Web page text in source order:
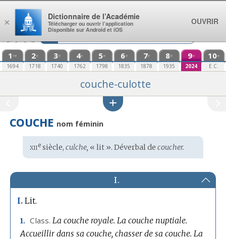
Aller au contenu
1 re
1694
2e
1718
3e
1740
4e
1762
5e
1798
6e
1835
7e
1878
8e
1935
9e
2024
10e
E.C.
couche-culotte
COUCHE nom féminin
Étymologie
:
xiiesiècle, culche, « lit ». Déverbal de coucher.
I.
I. Lit.
1. Class. La couche royale. La couche nuptiale.
Accueillir dans sa couche, chasser de sa couche. La
×
Dictionnaire de l’Académie
Télécharger ou ouvrir l’application
Disponible sur Android et iOS
OUVRIR